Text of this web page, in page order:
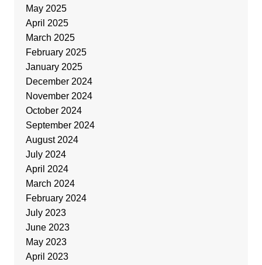
May 2025
April 2025
March 2025
February 2025
January 2025
December 2024
November 2024
October 2024
September 2024
August 2024
July 2024
April 2024
March 2024
February 2024
July 2023
June 2023
May 2023
April 2023